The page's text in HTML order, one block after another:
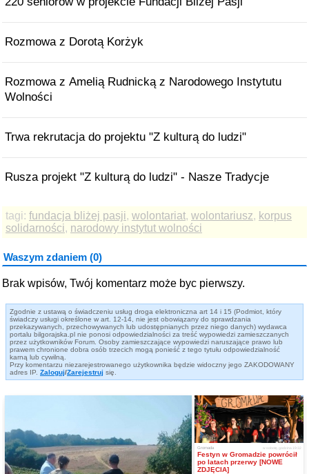
Rozmowa z Dorotą Korżyk
Rozmowa z Amelią Rudnicką z Narodowego Instytutu
Wolności
Trwa rekrutacja do projektu "Z kulturą do ludzi"
Rusza projekt "Z kulturą do ludzi" - Nasze Tradycje
tagi: fundacja bliżej pasji, wolontariat, wolontariusz, korpus
solidarności, narodowy instytut wolności
Waszym zdaniem (0)
Brak wpisów, Twój komentarz może byc pierwszy.
Zgodnie z ustawą o świadczeniu usług droga elektroniczna art 14 i 15 (Podmiot, który
świadczy usługi określone w art. 12-14, nie jest obowiązany do sprawdzania
przekazywanych, przechowywanych lub udostępnianych przez niego danych) wydawca
portalu bilgorajska.pl nie ponosi odpowiedzialności za treść wypowiedzi zamieszczanych
przez użytkowników Forum. Osoby zamieszczające wypowiedzi naruszające prawo lub
prawem chronione dobra osób trzecich mogą ponieść z tego tytułu odpowiedzialność
karną lub cywilną.
Przy komentarzu niezarejestrowanego użytkownika będzie widoczny jego ZAKODOWANY
adres IP. Zaloguj/Zarejestruj się.
w sobotę, godzina 19:32
Gromada
Festyn w Gromadzie powrócił
po latach przerwy [NOWE
ZDJĘCIA]